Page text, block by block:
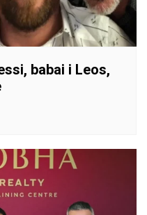
babai i Leos,